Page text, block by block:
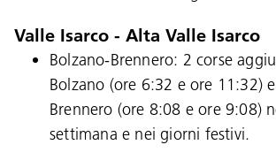
Valle Isarco - Alta Valle Isarco
Bolzano-Brennero: 2 corse
Bolzano (ore 6:32 e ore 11:32)
Brennero (ore 8:08 e ore 9:08)
settimana e nei giorni festivi.